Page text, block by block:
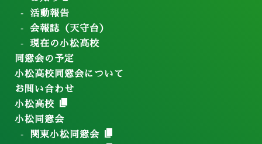
活動報告
会報誌（天守台）
現在の小松高校
同窓会の予定
小松高校同窓会について
お問い合わせ
小松高校
小松同窓会
関東小松同窓会